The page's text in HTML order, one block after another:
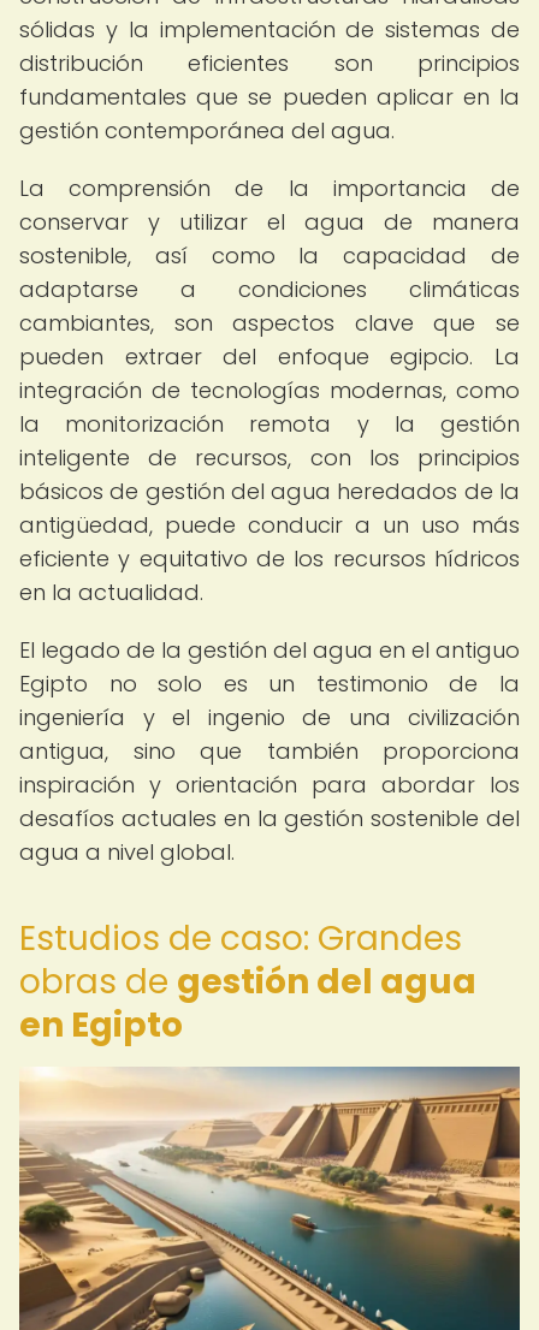
sólidas y la implementación de sistemas de
distribución eficientes son principios
fundamentales que se pueden aplicar en la
gestión contemporánea del agua.
La comprensión de la importancia de
conservar y utilizar el agua de manera
sostenible, así como la capacidad de
adaptarse a condiciones climáticas
cambiantes, son aspectos clave que se
pueden extraer del enfoque egipcio. La
integración de tecnologías modernas, como
la monitorización remota y la gestión
inteligente de recursos, con los principios
básicos de gestión del agua heredados de la
antigüedad, puede conducir a un uso más
eficiente y equitativo de los recursos hídricos
en la actualidad.
El legado de la gestión del agua en el antiguo
Egipto no solo es un testimonio de la
ingeniería y el ingenio de una civilización
antigua, sino que también proporciona
inspiración y orientación para abordar los
desafíos actuales en la gestión sostenible del
agua a nivel global.
Estudios de caso: Grandes
obras de gestión del agua
en Egipto